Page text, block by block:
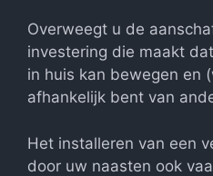
Overweegt u de
investering die maakt
in huis kan bewegen en
afhankelijk bent van
Het installeren van een
door uw naasten ook